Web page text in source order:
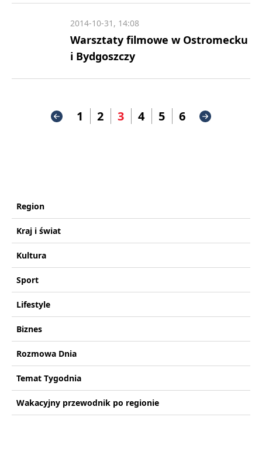
Warsztaty filmowe w Ostromecku
i Bydgoszczy
2014-10-31, 14:08
1 2 3 4 5 6
Region
Kraj i świat
Kultura
Sport
Lifestyle
Biznes
Rozmowa Dnia
Temat Tygodnia
Wakacyjny przewodnik po regionie